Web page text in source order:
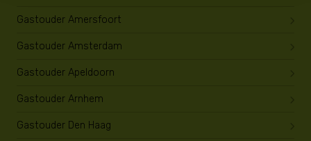
Gastouder Amersfoort
Gastouder Amsterdam
Gastouder Apeldoorn
Gastouder Arnhem
Gastouder Den Haag